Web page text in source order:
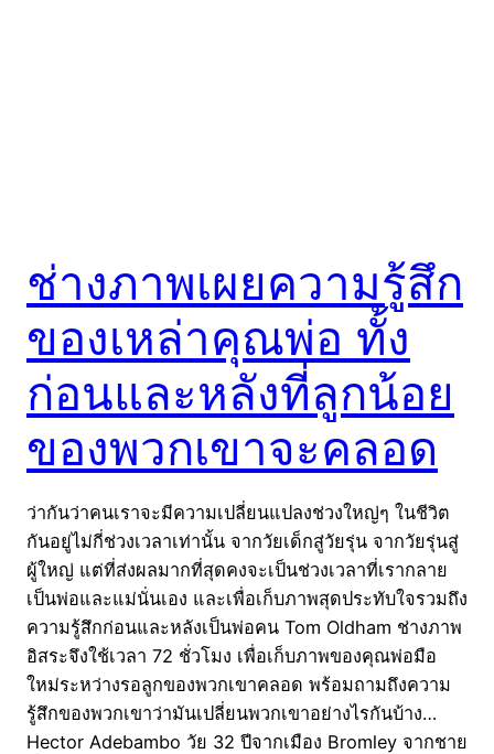
ช่างภาพเผยความรู้สึก
ของเหล่าคุณพ่อ ทั้ง
ก่อนและหลังที่ลูกน้อย
ของพวกเขาจะคลอด
ว่ากันว่าคนเราจะมีความเปลี่ยนแปลงช่วงใหญ่ๆ ในชีวิต
กันอยู่ไม่กี่ช่วงเวลาเท่านั้น จากวัยเด็กสู่วัยรุ่น จากวัยรุ่นสู่
ผู้ใหญ่ แต่ที่ส่งผลมากที่สุดคงจะเป็นช่วงเวลาที่เรากลาย
เป็นพ่อและแม่นั่นเอง และเพื่อเก็บภาพสุดประทับใจรวมถึง
ความรู้สึกก่อนและหลังเป็นพ่อคน Tom Oldham ช่างภาพ
อิสระจึงใช้เวลา 72 ชั่วโมง เพื่อเก็บภาพของคุณพ่อมือ
ใหม่ระหว่างรอลูกของพวกเขาคลอด พร้อมถามถึงความ
รู้สึกของพวกเขาว่ามันเปลี่ยนพวกเขาอย่างไรกันบ้าง…
Hector Adebambo วัย 32 ปีจากเมือง Bromley จากชาย